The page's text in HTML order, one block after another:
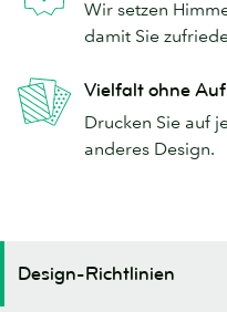
Wir setzen
damit Sie
Vielfalt ohne
Drucken Sie auf
anderes Design.
Design-Richtlinien